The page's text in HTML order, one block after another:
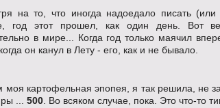
на то, что иногда надоедало писать
год этот прошел, как один день. Вот
в мире... Когда год только маячил
он канул в Лету - его, как и не бывало.
моя картофельная эпопея, я так решила, не
...500 . Во всяком случае, пока. Это что-то